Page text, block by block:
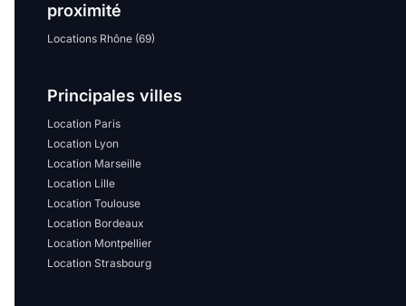
proximité
Locations Rhône (69)
Principales villes
Location Paris
Location Lyon
Location Marseille
Location Lille
Location Toulouse
Location Bordeaux
Location Montpellier
Location Strasbourg